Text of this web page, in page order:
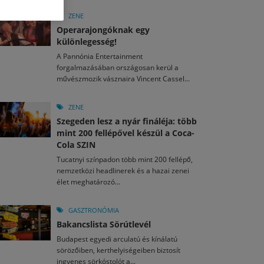
2026. JÚL. 15.
nézők 10 kedvenc filmje 2026 első félévében
án hozzánk is megérkezik a Rocktábor
2026. JÚL. 30.
el a gyereket!
a jubileumi Művészetek Völgye – még öt
egy mese: 30 napos mesekihívást indít a Libri
2026. MÁJ. 11.
László kapta az Artisjus Irodalmi Nagydíjat
ZENE
Operarajongóknak egy
különlegesség!
A Pannónia Entertainment
forgalmazásában országosan kerül a
művészmozik vásznaira Vincent Cassel...
ZENE
Szegeden lesz a nyár fináléja: több
mint 200 fellépővel készül a Coca-
Cola SZIN
Tucatnyi színpadon több mint 200 fellépő,
nemzetközi headlinerek és a hazai zenei
élet meghatározó...
GASZTRONÓMIA
Bakancslista Sörútlevél
Budapest egyedi arculatú és kínálatú
sörözőiben, kerthelyiségeiben biztosít
ingyenes sörkóstolót a...